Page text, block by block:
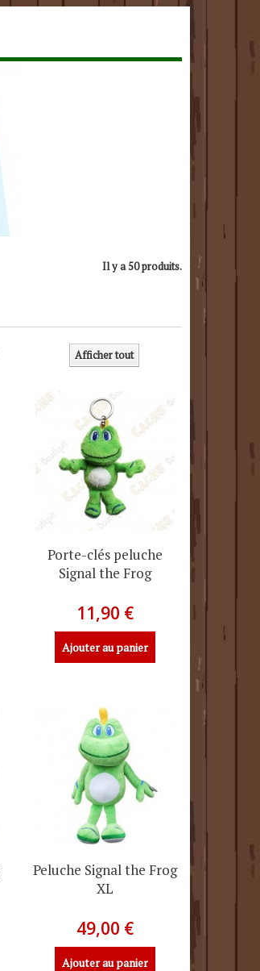
Il y a 50 produits.
Afficher tout
Porte-clés peluche
Signal the Frog
11,90 €
Ajouter au panier
Peluche Signal the Frog
XL
49,00 €
Ajouter au panier